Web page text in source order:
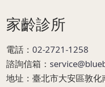
家齡診所
電話： 02-2721-1258
諮詢信箱：
地址： 臺北市大安區敦化